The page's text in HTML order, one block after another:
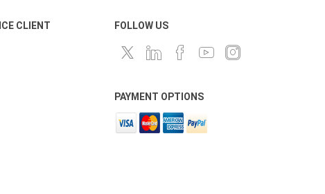
CLIENT FOLLOW US
PAYMENT OPTIONS